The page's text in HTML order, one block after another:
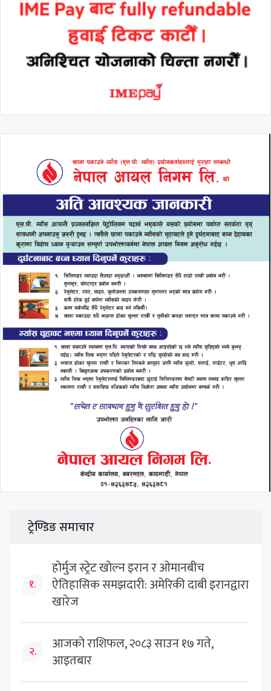
ट्रेण्डिङ समाचार
१.
होर्मुज स्ट्रेट खोल्न इरान र ओमानबीच
ऐतिहासिक समझदारी: अमेरिकी दाबी इरानद्वारा
खारेज
२.
आजको राशिफल, २०८३ साउन १७ गते,
आइतबार